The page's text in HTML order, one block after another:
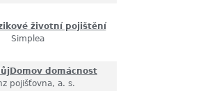
životní pojištění
Simplea
domácnost
pojišťovna, a. s.